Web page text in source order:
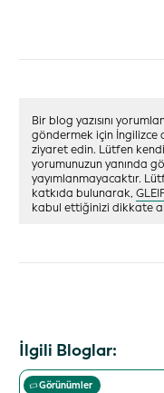
Bir blog yazısını
göndermek için İngilizce
ziyaret edin. Lütfen
yorumunuzun yanında
yayımlanmayacaktır.
katkıda bulunarak,
kabul ettiğinizi dikkate
İlgili Bloglar:
Görünümler